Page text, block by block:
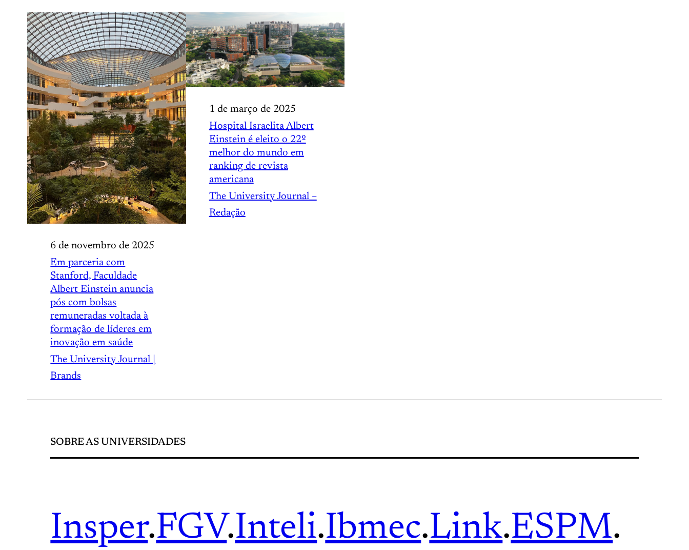
6 de novembro de 2025
Em parceria com
Stanford, Faculdade
Albert Einstein anuncia
pós com bolsas
remuneradas voltada à
formação de líderes em
inovação em saúde
The University Journal |
Brands
1 de março de 2025
Hospital Israelita Albert
Einstein é eleito o 22º
melhor do mundo em
ranking de revista
americana
The University Journal –
Redação
SOBRE AS UNIVERSIDADES
Insper.FGV.Inteli.Ibmec.Link.ESPM.